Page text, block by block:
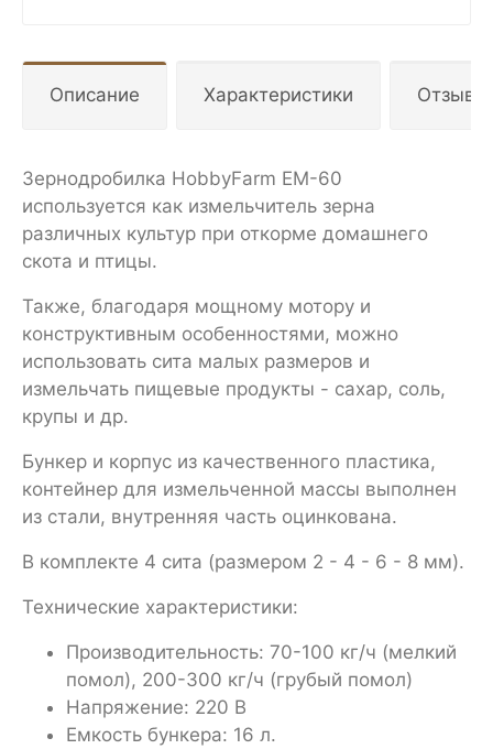
Описание Характеристики
Зернодробилка HobbyFarm EM-60
используется как измельчитель зерна
различных культур при откорме домашнего
скота и птицы.
Также, благодаря мощному мотору и
конструктивным особенностями, можно
использовать сита малых размеров и
измельчать пищевые продукты - сахар, соль,
крупы и др.
Бункер и корпус из качественного пластика,
контейнер для измельченной массы выполнен
из стали, внутренняя часть оцинкована.
В комплекте 4 сита (размером 2 - 4 - 6 - 8 мм).
Технические характеристики:
Производительность: 70-100 кг/ч (мелкий
помол), 200-300 кг/ч (грубый помол)
Напряжение: 220 В
Емкость бункера: 16 л.